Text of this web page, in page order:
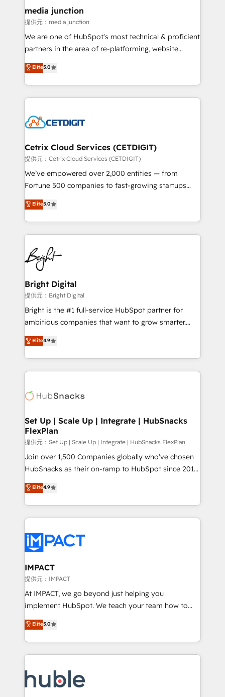
Mexico, USA, and Portugal—we've executed over a
hundred successful operations. Our approach,
rooted in RevOps principles, integrates analysis,
training, planning, and qualification. Leveraging
inbound marketing tactics, we focus on
understanding, nurturing, and converting leads.
competitive market.
media junction
提供元：media junction
We are one of HubSpot's most technical & proficient
partners in the area of re-platforming, website
design & development. We specialize in multi-hub
implementations for mid-market & enterprise
companies. We are woman-owned, powered by
coffee, and we ❤️ dogs. We produce award-winning
Impact Award 🏆2022 Technical Expertise Impact
Award 🏆2020 Elite Solutions Partner 🏆2019
Integrations HubSpot Impact Award 🏆2019
Marketing Enablement HubSpot Impact Award 🏆
2018 Website Design HubSpot Impact Award 🏆2017
Growth-Driven Design Agency of the Year 🏆2016
Sales Enablement HubSpot Impact Award 🏆2015
HubSpot COS Performance Award 🏆2014 HubSpot
COS Design Award 🏆2013 HubSpot Marketplace
Partner 📆Founded in 1997
Elite5.0
Cetrix Cloud Services (CETDIGIT)
提供元：Cetrix Cloud Services (CETDIGIT)
We’ve empowered over 2,000 entities — from
Fortune 500 companies to fast-growing startups
and nonprofits — to streamline operations, scale
revenue, and unlock the full potential of HubSpot.
With deep technical and industry expertise, we fuse
automation, integration, and AI innovation to deliver
lasting impact. We specialize in: • Turnkey and end-
to-end HubSpot implementations • Onboarding for
Sales, Service, Marketing & Content Hubs • AI voice
and chat agents, predictive automation, and smart
workflows • Salesforce + HubSpot integration •
RevOps and AI-driven sales enablement • Website
design and CMS development • ERP integration: SAP,
and CRM migration from any platform •
Client/member portals built on HubSpot • Custom
WooCommerce, BuilderTrend, and more Experience
the difference — reach out to see how AI + HubSpot
Elite5.0
Bright Digital
提供元：Bright Digital
Bright is the #1 full-service HubSpot partner for
ambitious companies that want to grow smarter.
From HubSpot onboarding, to training, from
developing a new website to lead generation and
digital marketing; we do it all (and with great
results)! In short, our services include: - HubSpot
HubSpot development: websites, custom modules,
marketing, advertising, campaigns, content and
design We connect people, data and technology to
improve customer experiences. With our bright
people, exciting ideas and can-do mentality, we
ensure revenue growth on a daily basis. So tell us
team of 100+ experts is ready for you! Driving digital
growth | www.brightdigital.com
Elite4.9
Set Up | Scale Up | Integrate | HubSnacks
FlexPlan
提供元：Set Up | Scale Up | Integrate | HubSnacks FlexPlan
Join over 1,500 Companies globally who've chosen
HubSnacks as their on-ramp to HubSpot since 2014
Simple pay-as-you-go plans that accelerate value...
1️⃣ Set Up | Onboarding New or Check-fixing existing
HubSpot portals 2️⃣ Scale Up | 100% HubSpot Task
Execution... Global 24/7 ... All Experts 3️⃣ Integrate |
Slash months from your API Integration project... ⬅️
Click "Contact Business" ⬅️ to access 150+ Kickstart
Integration templates that put HubSpot in the center
of your tech stack, syncing... 🛍️ Shopify or
WooCommerce 💲 Stripe or Paypal 💰 Sage or
Netsuite 🤖 Google or Microsoft ✍️ DocuSign or
the rare Advanced "Custom Integrations"
Accreditation, securely sync data across... 🔄 any
new HubSpot portal with Advanced Website and
CRM Migrations using our in-house "HubScrub" Tool.
Elite4.9
IMPACT
提供元：IMPACT
At IMPACT, we go beyond just helping you
implement HubSpot. We teach your team how to
master it. As the creators of the Endless Customers
System™ (the next evolution of They Ask, You
Answer), we’re the only HubSpot partner built
entirely around coaching and training. That means
skills, processes, and internal team you need to
attract the right buyers, close deals faster, and grow
Elite5.0